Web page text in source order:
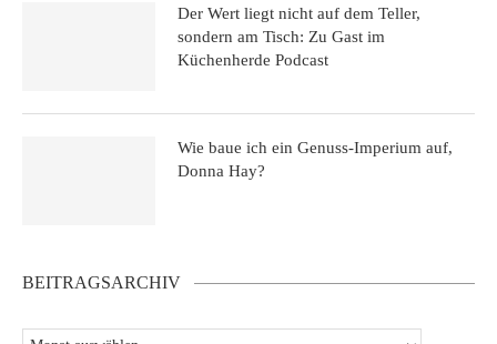
Der Wert liegt nicht auf dem Teller,
sondern am Tisch: Zu Gast im
Küchenherde Podcast
Wie baue ich ein Genuss-Imperium auf,
Donna Hay?
BEITRAGSARCHIV